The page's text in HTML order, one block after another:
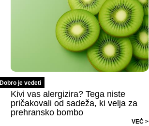
Dobro je vedeti
Kivi vas alergizira? Tega niste
pričakovali od sadeža, ki velja za
prehransko bombo
VEČ >